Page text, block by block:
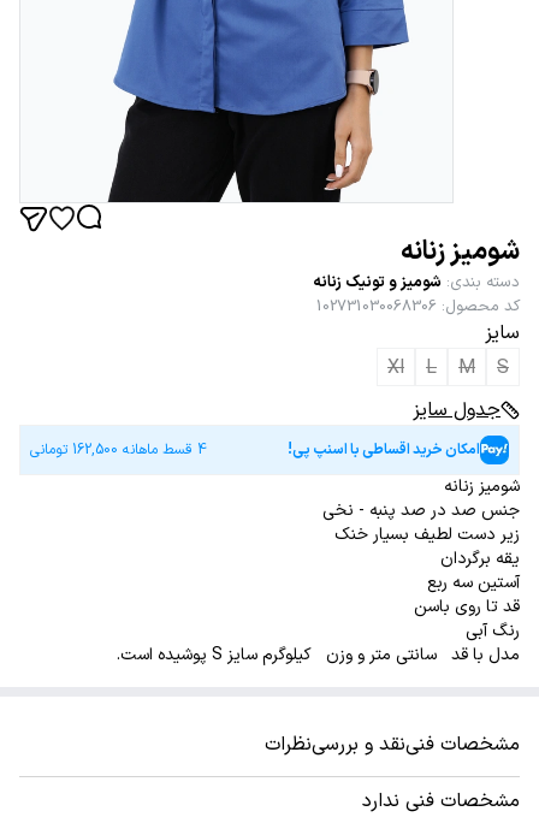
شومیز زنانه
دسته بندی: شومیز و تونیک زنانه
کد محصول:
102731030068306
سایز
S
M
L
Xl
جدول سایز
امکان خرید اقساطی با اسنپ پی! 4 قسط ماهانه 162,500 تومانی
شومیز زنانه
جنس صد در صد پنبه - نخی
زیر دست لطیف بسیار خنک
یقه برگردان
آستین سه ربع
قد تا روی باسن
رنگ آبی
مدل با قد سانتی متر و وزن کیلوگرم سایز S پوشیده است.
مشخصات فنینقد و بررسینظرات
مشخصات فنی ندارد